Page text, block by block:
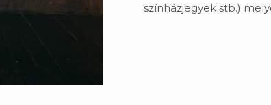
színházjegyek stb.)